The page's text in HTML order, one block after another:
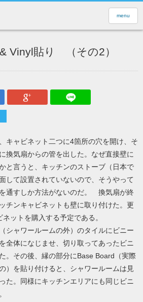
menu
Vinyl貼り （その2）
はてなブックマークGoogle Plus
キャビネット二つに4箇所の穴を開け、そ
換気扇からの管を出した。なぜ直接壁に
と言うと、キッチンのストーブ（日本で
して設置されていないので、そうやって
通すしか方法がないのだ。 換気扇が終
チンキャビネットも壁に取り付けた。更
ットを購入する予定である。
シャワールームの外）のタイルにビニー
全体になじませ、切り取ってあったビニ
。その後、縁の部分にBase Board（実際
）を貼り付けると、シャワールームは見
た。同様にキッチンエリアにも同じビニ